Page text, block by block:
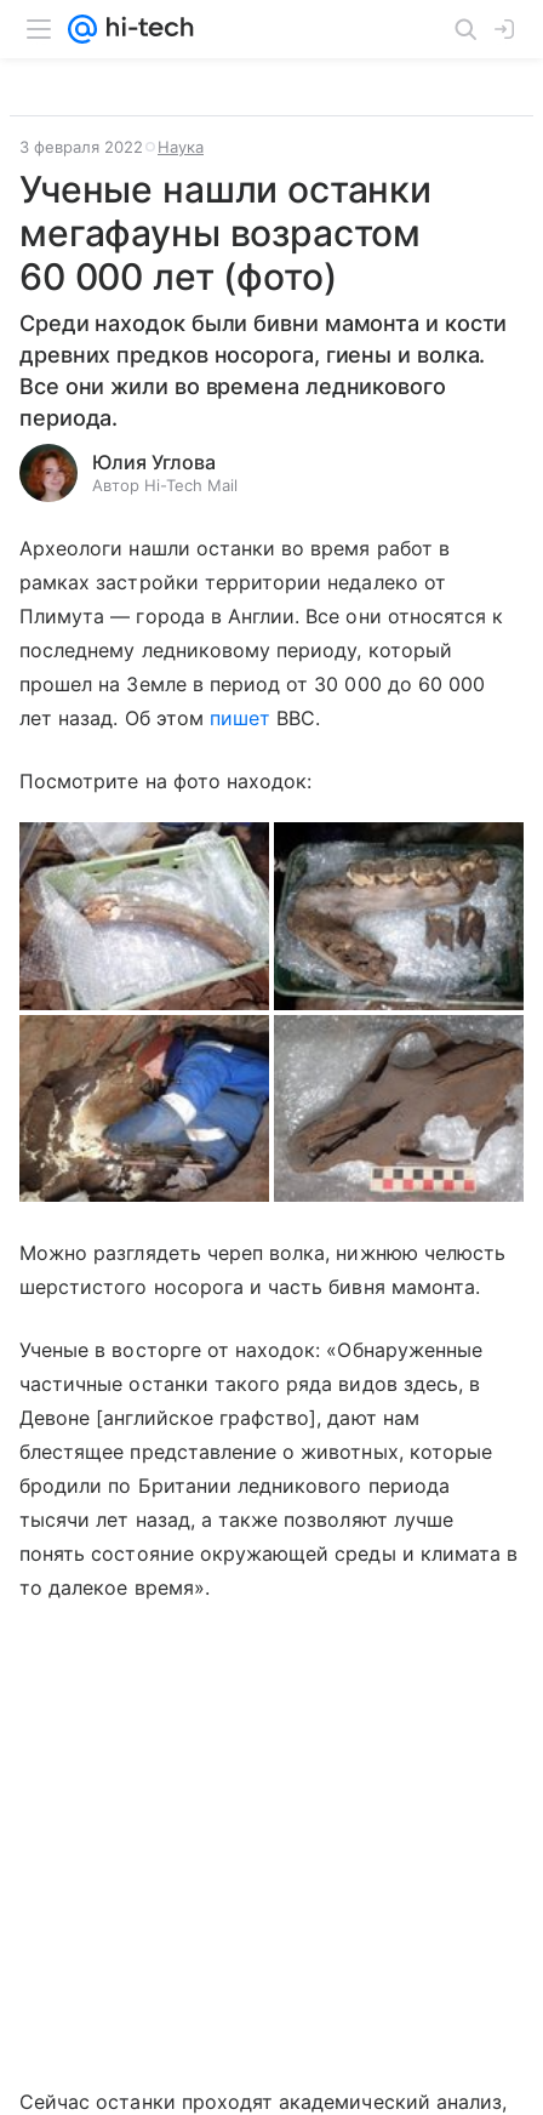
3 февраля 2022 Наука
Ученые нашли останки
мегафауны возрастом
60 000 лет (фото)
Среди находок были бивни мамонта и кости
древних предков носорога, гиены и волка.
Все они жили во времена ледникового
периода.
Юлия Углова
Автор Hi-Tech Mail
Археологи нашли останки во время работ в
рамках застройки территории недалеко от
Плимута — города в Англии. Все они относятся к
последнему ледниковому периоду, который
прошел на Земле в период от 30 000 до 60 000
лет назад. Об этом пишет BBC.
Посмотрите на фото находок:
Можно разглядеть череп волка, нижнюю челюсть
шерстистого носорога и часть бивня мамонта.
Ученые в восторге от находок: «Обнаруженные
частичные останки такого ряда видов здесь, в
Девоне [английское графство], дают нам
блестящее представление о животных, которые
бродили по Британии ледникового периода
тысячи лет назад, а также позволяют лучше
понять состояние окружающей среды и климата в
то далекое время».
Сейчас останки проходят академический анализ,